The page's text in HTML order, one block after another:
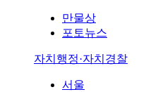
만물상
포토뉴스
자치행정·자치경찰
서울